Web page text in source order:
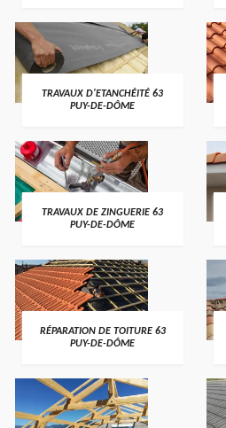
TRAVAUX D'ETANCHÉITÉ 63
PUY-DE-DÔME
TRAVAUX DE ZINGUERIE 63
PUY-DE-DÔME
RÉPARATION DE TOITURE 63
PUY-DE-DÔME